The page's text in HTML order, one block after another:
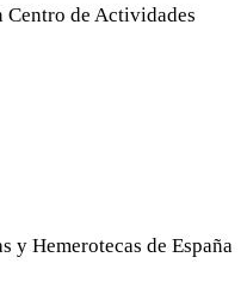
Centro de Actividades
y Hemerotecas de España